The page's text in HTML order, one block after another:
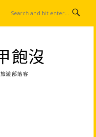
飽沒
遊部落客